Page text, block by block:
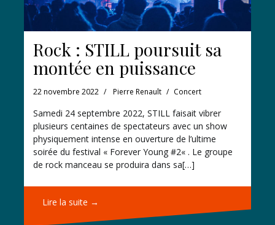
Rock : STILL poursuit sa
montée en puissance
22 novembre 2022 Pierre Renault Concert
Samedi 24 septembre 2022, STILL faisait vibrer
plusieurs centaines de spectateurs avec un show
physiquement intense en ouverture de l’ultime
soirée du festival « Forever Young #2« . Le groupe
de rock manceau se produira dans sa[…]
Lire la suite →